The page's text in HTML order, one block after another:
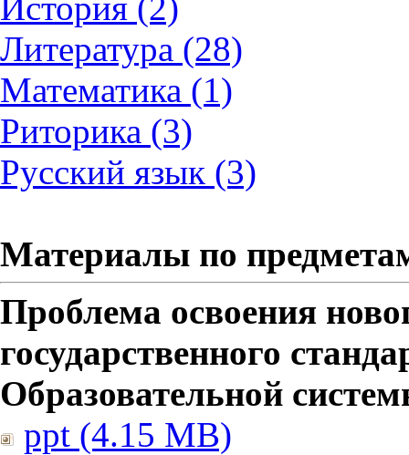
Литература (28)
Математика (1)
Риторика (3)
Русский язык (3)
Материалы по
Проблема освоения
государственного
Образовательной
ppt (4.15 MB)